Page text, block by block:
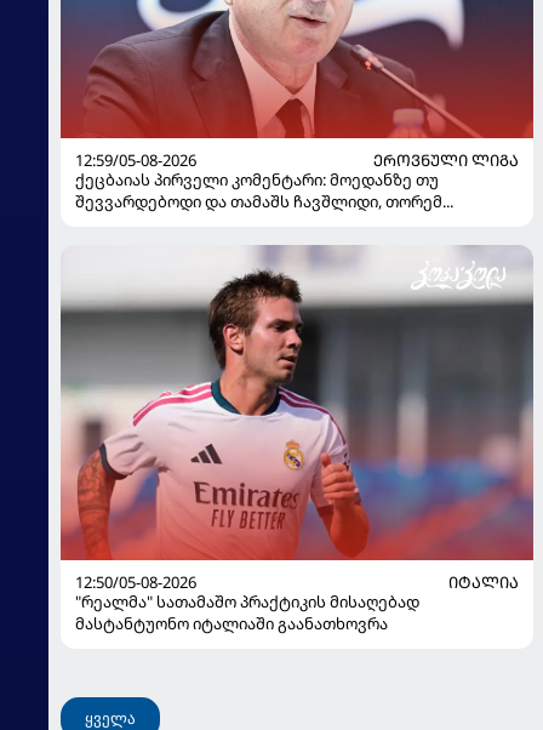
12:59/05-08-2026
ᲔᲠᲝᲕᲜᲣᲚᲘ ᲚᲘᲒᲐ
ქეცბაიას პირველი კომენტარი: მოედანზე თუ
შევვარდებოდი და თამაშს ჩავშლიდი, თორემ...
12:50/05-08-2026
ᲘᲢᲐᲚᲘᲐ
"რეალმა" სათამაშო პრაქტიკის მისაღებად
მასტანტუონო იტალიაში გაანათხოვრა
ყველა